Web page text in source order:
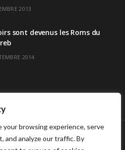
your browsing experience, serve
and analyze our traffic. By
2013
sont devenus les Roms du
2014
De Savoir 2024